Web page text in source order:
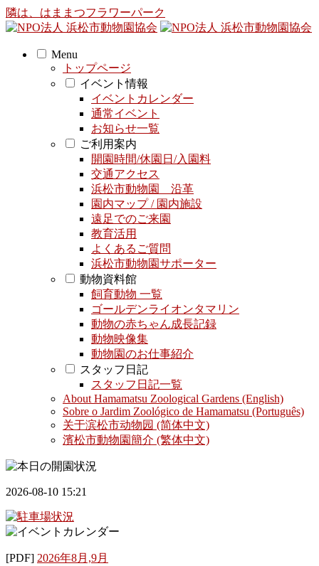
隣は、はままつフラワーパーク
Menu
トップページ
イベント情報
イベントカレンダー
通常イベント
お知らせ一覧
ご利用案内
開園時間/休園日/入園料
交通アクセス
浜松市動物園 沿革
園内マップ / 園内施設
遠足でのご来園
教育活用
よくあるご質問
浜松市動物園サポーター
動物資料館
飼育動物 一覧
ゴールデンライオンタマリン
動物の赤ちゃん成長記録
動物映像集
動物園のお仕事紹介
スタッフ日記
スタッフ日記一覧
About Hamamatsu Zoological Gardens (English)
Sobre o Jardim Zoológico de Hamamatsu (Português)
关于滨松市动物园 (简体中文)
濱松市動物園簡介 (繁体中文)
2026-08-10 15:21
[PDF] 2026年8月,9月